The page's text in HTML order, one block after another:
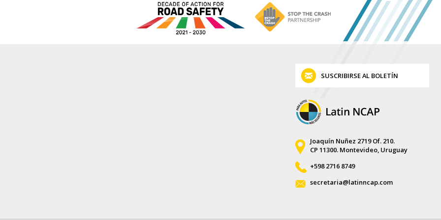
SUSCRIBIRSE AL BOLETÍN
Joaquín Nuñez 2719 Of. 210.
CP 11300. Montevideo, Uruguay
+598 2716 8749
secretaria@latinncap.com